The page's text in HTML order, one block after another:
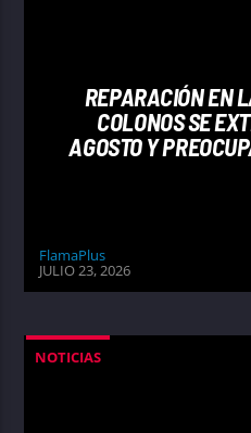
REPARACIÓN EN
COLONOS SE
AGOSTO Y
FlamaPlus
JULIO 23, 2026
NOTICIAS